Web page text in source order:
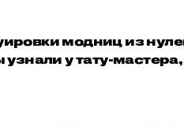
модниц из
у тату-